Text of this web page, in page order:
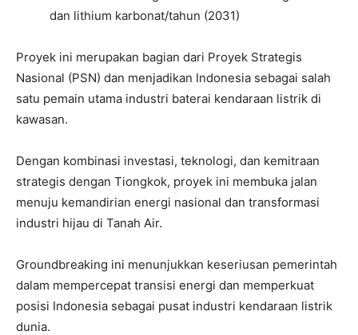
dan lithium karbonat/tahun (2031)
Proyek ini merupakan bagian dari Proyek Strategis
Nasional (PSN) dan menjadikan Indonesia sebagai salah
satu pemain utama industri baterai kendaraan listrik di
kawasan.
Dengan kombinasi investasi, teknologi, dan kemitraan
strategis dengan Tiongkok, proyek ini membuka jalan
menuju kemandirian energi nasional dan transformasi
industri hijau di Tanah Air.
Groundbreaking ini menunjukkan keseriusan pemerintah
dalam mempercepat transisi energi dan memperkuat
posisi Indonesia sebagai pusat industri kendaraan listrik
dunia.